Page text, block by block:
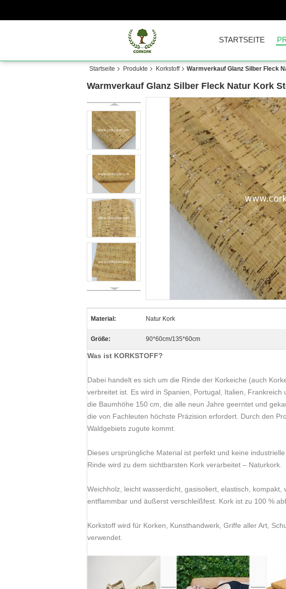
STARTSEITE
Startseite Produkte Korkstoff Warmverkauf Glanz Silber Fleck
Warmverkauf Glanz Silber Fleck Natur Kork
Material: Natur Kork
Größe: 90*60cm/135*60cm
Was ist KORKSTOFF?
Dabei handelt es sich um die Rinde der Korkeiche (auch
verbreitet ist. Es wird in Spanien, Portugal, Italien,
die Baumhöhe 150 cm, die alle neun Jahre geerntet und
die von Fachleuten höchste Präzision erfordert. Durch den
Waldgebiets zugute kommt.
Dieses ursprüngliche Material ist perfekt und keine
Rinde wird zu dem sichtbarsten Kork verarbeitet – Naturkork.
Weichholz, leicht wasserdicht, gasisoliert, elastisch,
entflammbar und äußerst verschleißfest. Kork ist zu 100 %
Korkstoff wird für Korken, Kunsthandwerk, Griffe aller Art,
verwendet.